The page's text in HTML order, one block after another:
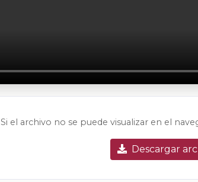
Si el archivo no se puede visualizar en el
Descargar